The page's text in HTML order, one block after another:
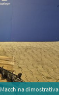
Macchina dimostrativa